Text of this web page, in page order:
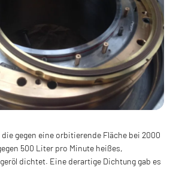
gegen eine orbitierende Fläche bei 2000
500 Liter pro Minute heißes,
dichtet. Eine derartige Dichtung gab es